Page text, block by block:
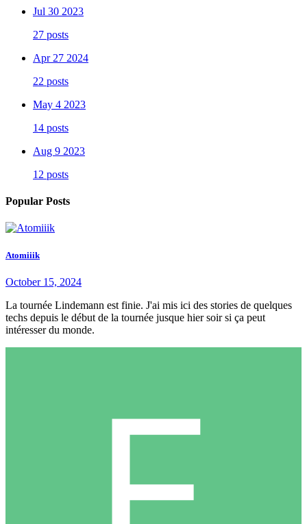
Jul 30 2023
27 posts
Apr 27 2024
22 posts
May 4 2023
14 posts
Aug 9 2023
12 posts
Popular Posts
Atomiiik
October 15, 2024
La tournée Lindemann est finie. J'ai mis ici des stories de quelques
techs depuis le début de la tournée jusque hier soir si ça peut
intéresser du monde.